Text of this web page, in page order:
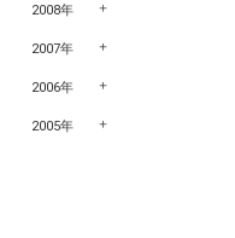
2008年
2007年
2006年
2005年